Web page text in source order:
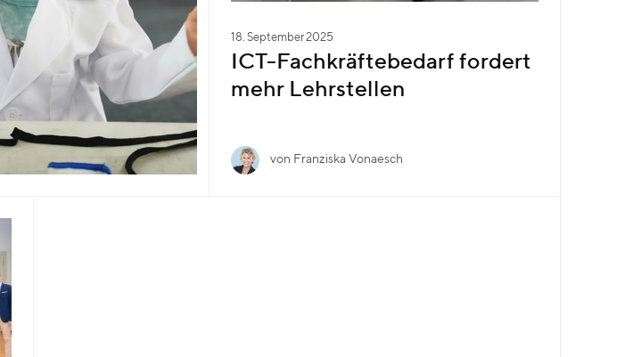
18. September 2025
ICT-Fachkräftebedarf fordert
mehr Lehrstellen
von Franziska Vonaesch